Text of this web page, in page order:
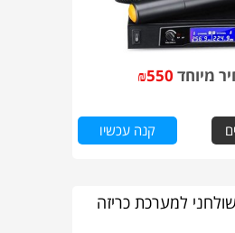
מיוחד ₪550
קנה עכשיו
שולחני למערכת כריזה